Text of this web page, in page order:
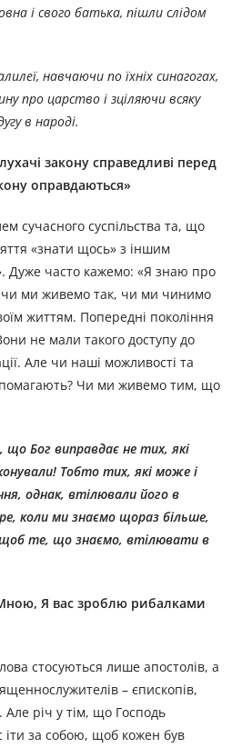
і свого батька, пішли слідом
навчаючи по їхніх синагогах,
про царство і зціляючи всяку
в народі.
закону справедливі перед
оправдаються»
сучасного суспільства та, що
«знати щось» з іншим
Дуже часто кажемо: «Я знаю про
ми живемо так, чи ми чинимо
життям. Попередні покоління
не мали такого доступу до
Але чи наші можливості та
Чи ми живемо тим, що
що Бог виправдає не тих, які
Тобто тих, які може і
однак, втілювали його в
коли ми знаємо щораз більше,
те, що знаємо, втілювати в
Мною, Я вас зроблю рибалками
стосуються лише апостолів, а
– єпископів,
Але річ у тім, що Господь
іти за собою, щоб кожен був